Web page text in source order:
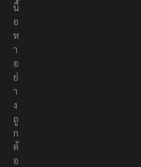
เ
นื้
อ
ห
า
อ
ย่
า
ง
ถู
ก
ต้